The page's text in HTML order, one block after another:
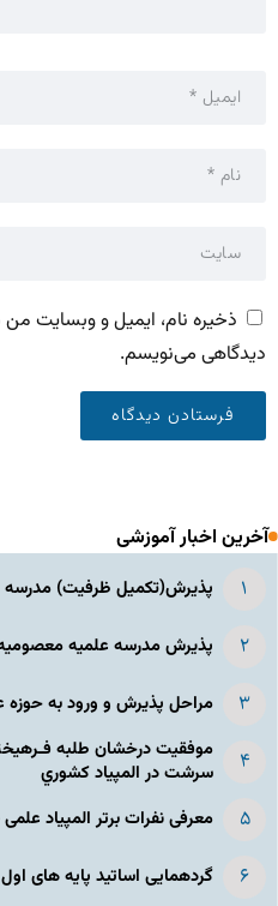
ذخیره نام، ایمیل و وبسایت من
دیدگاهی می‌نویسم.
آخرین اخبار آموزشی
پذیرش(تکمیل ظرفیت)
پذیرش مدرسه علمیه
مراحل پذیرش و ورود به حوزه
موفقیت درخشان طلبه
سرشت در المپياد كشوري
معرفی نفرات برتر المپیاد
گردهمایی اساتید پایه های